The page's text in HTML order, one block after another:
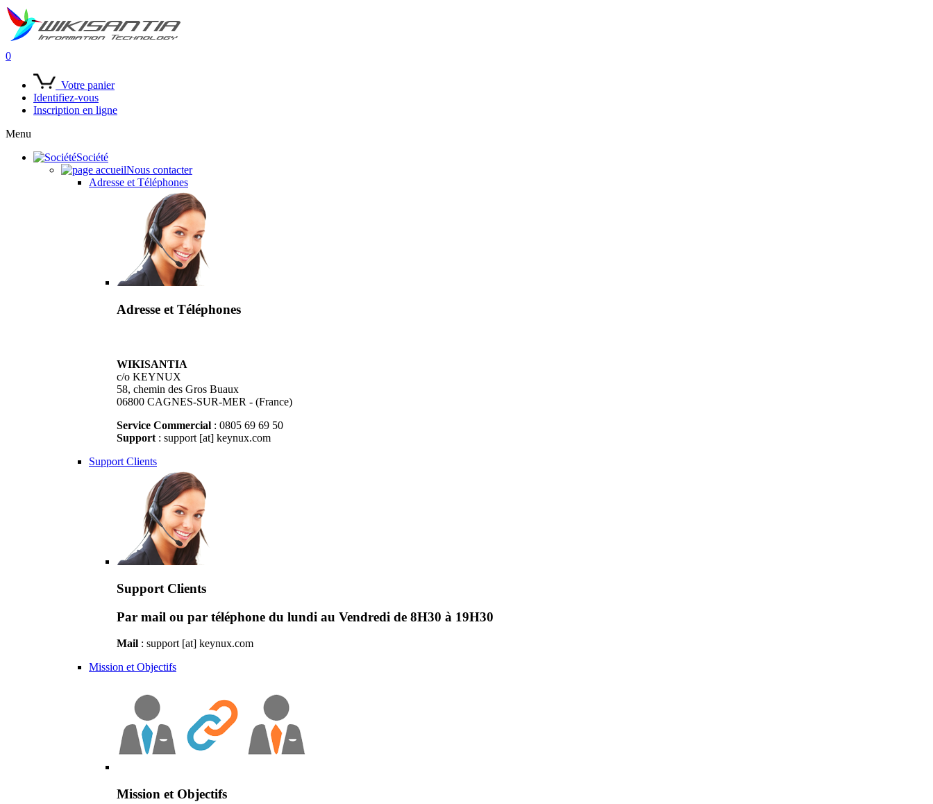
0
Votre panier
Identifiez-vous
Inscription en ligne
Menu
Société
Nous contacter
Adresse et Téléphones
Adresse et Téléphones
WIKISANTIA
c/o KEYNUX
58, chemin des Gros Buaux
06800 CAGNES-SUR-MER - (France)
Service Commercial : 0805 69 69 50
Support : support [at] keynux.com
Support Clients
Support Clients
Par mail ou par téléphone du lundi au Vendredi de 8H30 à 19H30
Mail : support [at] keynux.com
Mission et Objectifs
Mission et Objectifs